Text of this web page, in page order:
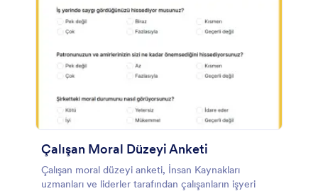
Çalışan Moral Düzeyi Anketi
Çalışan moral düzeyi anketi, İnsan Kaynakları
uzmanları ve liderler tarafından çalışanların işyeri